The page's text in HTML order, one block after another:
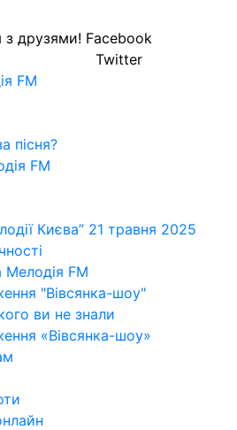
з друзями! Facebook
Twitter
FM
пісня?
FM
Києва” 21 травня 2025
Мелодія FM
"Вівсянка-шоу"
ви не знали
«Вівсянка-шоу»